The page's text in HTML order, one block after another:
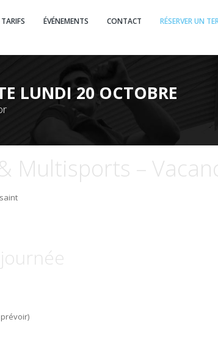
ÉVÉNEMENTS CONTACT RÉSERVER UN
LUNDI 20 OCTOBRE
Multisports –